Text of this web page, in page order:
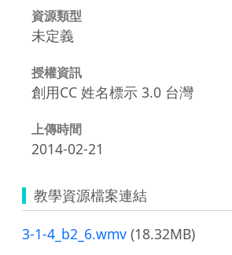
資源類型
未定義
授權資訊
創用CC 姓名標示 3.0 台灣
上傳時間
2014-02-21
教學資源檔案連結
3-1-4_b2_6.wmv (18.32MB)